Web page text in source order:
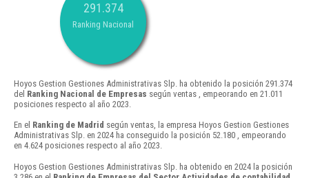
291.374
Ranking Nacional
Hoyos Gestion Gestiones Administrativas Slp. ha obtenido la posición 291.374
del Ranking Nacional de Empresas según ventas , empeorando en 21.011
posiciones respecto al año 2023.
En el Ranking de Madrid según ventas, la empresa Hoyos Gestion Gestiones
Administrativas Slp. en 2024 ha conseguido la posición 52.180 , empeorando
en 4.624 posiciones respecto al año 2023.
Hoyos Gestion Gestiones Administrativas Slp. ha obtenido en 2024 la posición